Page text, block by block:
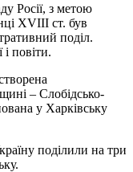
Росії, з метою
ХVІІІ ст. був
поділ.
повіти.
– Слобідсько-
у Харківську
поділили на три